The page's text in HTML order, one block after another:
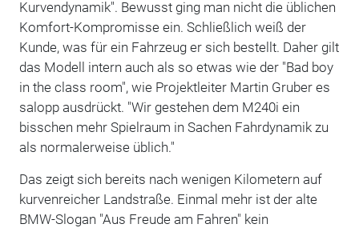
Kurvendynamik". Bewusst ging man nicht die üblichen
Komfort-Kompromisse ein. Schließlich weiß der
Kunde, was für ein Fahrzeug er sich bestellt. Daher gilt
das Modell intern auch als so etwas wie der "Bad boy
in the class room", wie Projektleiter Martin Gruber es
salopp ausdrückt. "Wir gestehen dem M240i ein
bisschen mehr Spielraum in Sachen Fahrdynamik zu
als normalerweise üblich."
Das zeigt sich bereits nach wenigen Kilometern auf
kurvenreicher Landstraße. Einmal mehr ist der alte
BMW-Slogan "Aus Freude am Fahren" kein